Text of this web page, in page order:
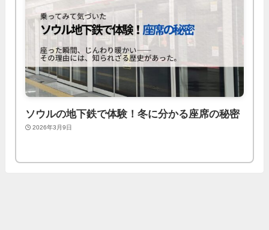
ソウルの地下鉄で体験！冬に分かる座席の秘密
2026年3月9日